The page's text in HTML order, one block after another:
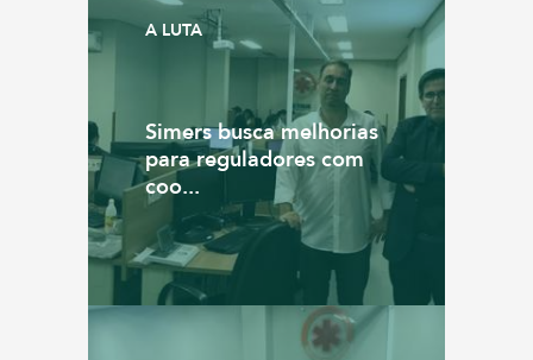
A LUTA
Simers busca melhorias
para reguladores com
coo...